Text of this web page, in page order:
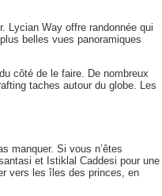
Lycian Way offre randonnée qui
belles vues panoramiques
côté de le faire. De nombreux
taches autour du globe. Les
manquer. Si vous n’êtes
et Istiklal Caddesi pour une
vers les îles des princes, en